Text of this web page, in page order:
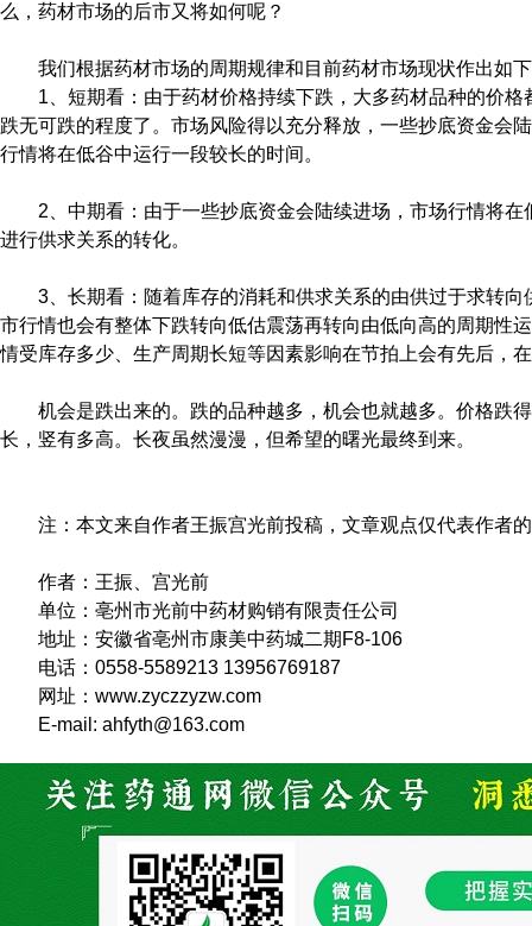
么，药材市场的后市又将如何呢？
我们根据药材市场的周期规律和目前药材市场现状作出如
1、短期看：由于药材价格持续下跌，大多药材品种的价
跌无可跌的程度了。市场风险得以充分释放，一些抄底资金会
行情将在低谷中运行一段较长的时间。
2、中期看：由于一些抄底资金会陆续进场，市场行情将
进行供求关系的转化。
3、长期看：随着库存的消耗和供求关系的由供过于求转
市行情也会有整体下跌转向低估震荡再转向由低向高的周期性
情受库存多少、生产周期长短等因素影响在节拍上会有先后，
机会是跌出来的。跌的品种越多，机会也就越多。价格跌
长，竖有多高。长夜虽然漫漫，但希望的曙光最终到来。
注：本文来自作者王振宫光前投稿，文章观点仅代表作者
作者：王振、宫光前
单位：亳州市光前中药材购销有限责任公司
地址：安徽省亳州市康美中药城二期F8-106
电话：0558-5589213 13956769187
网址：www.zyczzyzw.com
E-mail: ahfyth@163.com